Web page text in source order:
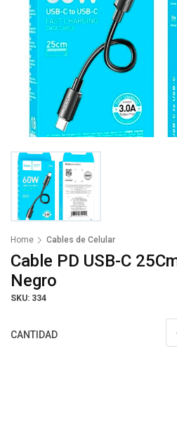
Home Cables de Celular
Cable PD USB-C
Negro
SKU: 334
CANTIDAD